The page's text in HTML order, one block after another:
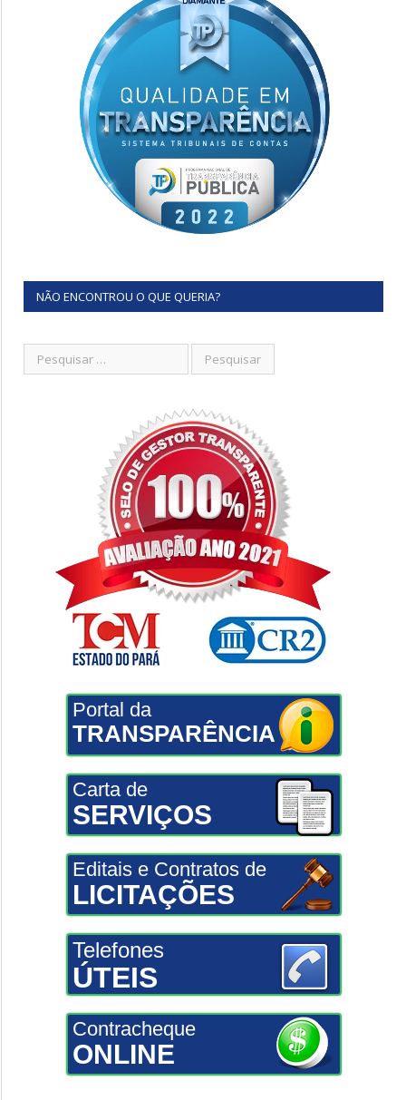
NÃO ENCONTROU O QUE QUERIA?
Portal da
TRANSPARÊNCIA
Carta de
SERVIÇOS
Editais e Contratos de
LICITAÇÕES
Telefones
ÚTEIS
Contracheque
ONLINE